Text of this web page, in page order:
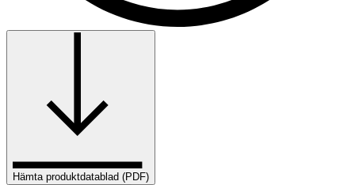
Hämta produktdatablad (PDF)